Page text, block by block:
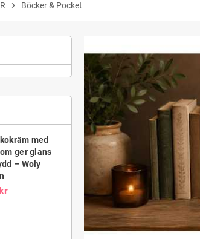
chevron_right Böcker & Pocket
med
ger glans
– Woly
Färgåterställare för
mocka och velour –
Woly Suede Velour
Liquid
59,00 kr